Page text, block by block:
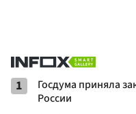
1
Госдума приняла
России